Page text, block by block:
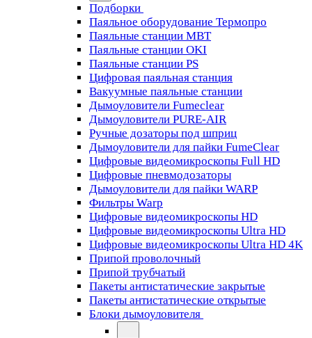
Подборки
Паяльное оборудование Термопро
Паяльные станции MBT
Паяльные станции OKI
Паяльные станции PS
Цифровая паяльная станция
Вакуумные паяльные станции
Дымоуловители Fumeclear
Дымоуловители PURE-AIR
Ручные дозаторы под шприц
Дымоуловители для пайки FumeClear
Цифровые видеомикроскопы Full HD
Цифровые пневмодозаторы
Дымоуловители для пайки WARP
Фильтры Warp
Цифровые видеомикроскопы HD
Цифровые видеомикроскопы Ultra HD
Цифровые видеомикроскопы Ultra HD 4K
Припой проволочный
Припой трубчатый
Пакеты антистатические закрытые
Пакеты антистатические открытые
Блоки дымоуловителя